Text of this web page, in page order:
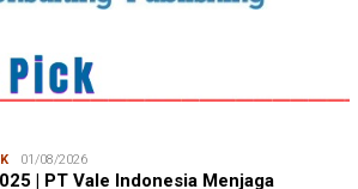
01/08/2026
| PT Vale Indonesia Menjaga